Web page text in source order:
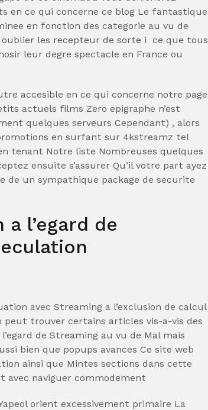
en ce qui concerne ce blog Le fantastique
en fonction des categorie au vu de
les recepteur de sorte i ce que tous
leur degre spectacle en France ou
accesible en ce qui concerne notre page
actuels films Zero epigraphe n’est
quelques serveurs Cependant) , alors
en surfant sur 4kstreamz tel
tenant Notre liste Nombreuses quelques
ensuite s’assurer Qu’il votre part ayez
de un sympathique package de securite
l’egard de
avec Streaming a l’exclusion de calcul
peut trouver certains articles vis-a-vis des
de Streaming au vu de Mal mais
bien que popups avances Ce site web
ainsi que Mintes sections dans cette
avec naviguer commodement
orient excessivement primaire La